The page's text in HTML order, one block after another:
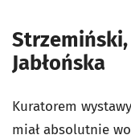
Jabłońska
Kuratorem
miał absolutnie